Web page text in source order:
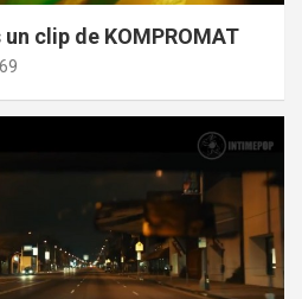
clip de KOMPROMAT